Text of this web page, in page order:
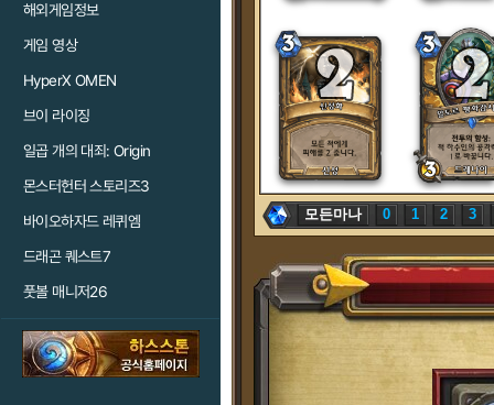
해외게임정보
게임 영상
HyperX OMEN
브이 라이징
일곱 개의 대죄: Origin
몬스터헌터 스토리즈3
바이오하자드 레퀴엠
드래곤 퀘스트7
풋볼 매니저26
모든마나 0 1 2 3